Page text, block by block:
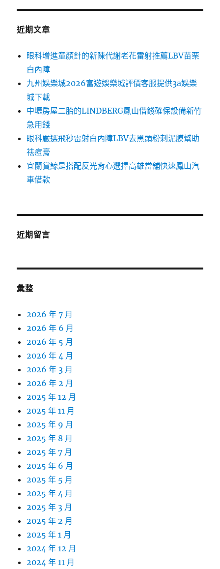
近期文章
眼科增進童顏針的新陳代謝老花雷射推薦LBV苗栗
白內障
九州娛樂城2026富遊娛樂城評價客服提供3a娛樂
城下載
中壢房屋二胎的LINDBERG鳳山借錢確保設備新竹
急用錢
眼科嚴選飛秒雷射白內障LBV去黑頭粉刺泥膜幫助
祛痘膏
宜蘭賞鯨是搭配反光背心選擇高雄當舖快速鳳山汽
車借款
近期留言
彙整
2026 年 7 月
2026 年 6 月
2026 年 5 月
2026 年 4 月
2026 年 3 月
2026 年 2 月
2025 年 12 月
2025 年 11 月
2025 年 9 月
2025 年 8 月
2025 年 7 月
2025 年 6 月
2025 年 5 月
2025 年 4 月
2025 年 3 月
2025 年 2 月
2025 年 1 月
2024 年 12 月
2024 年 11 月